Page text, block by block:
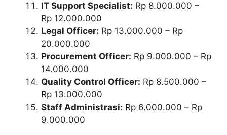
IT Support Specialist: Rp 8.000.000 –
Rp 12.000.000
Legal Officer: Rp 13.000.000 – Rp
20.000.000
Procurement Officer: Rp 9.000.000 – Rp
14.000.000
Quality Control Officer: Rp 8.500.000 –
Rp 13.000.000
Staff Administrasi: Rp 6.000.000 – Rp
9.000.000